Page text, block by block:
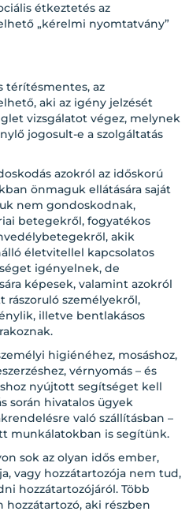
étkeztetés az
„kérelmi nyomtatvány”
térítésmentes, az
aki az igény jelzését
vizsgálatot végez, melynek
jogosult-e a szolgáltatás
azokról az időskorú
önmaguk ellátására saját
nem gondoskodnak,
betegekről, fogyatékos
akik
életvitellel kapcsolatos
igényelnek, de
képesek, valamint azokról
rászoruló személyekről,
illetve bentlakásos
higiénéhez, mosáshoz,
vérnyomás – és
nyújtott segítséget kell
során hivatalos ügyek
való szállításban –
munkálatokban is segítünk.
sok az olyan idős ember,
vagy hozzátartozója nem tud,
hozzátartozójáról. Több
aki részben